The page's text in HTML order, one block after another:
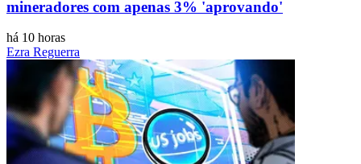
mineradores com apenas 3% 'aprovando'
há 10 horas
Ezra Reguerra